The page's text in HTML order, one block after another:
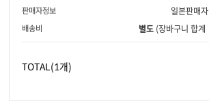
판매자정보 일본판매자
배송비 별도 (장바구니 합계
TOTAL(1개)